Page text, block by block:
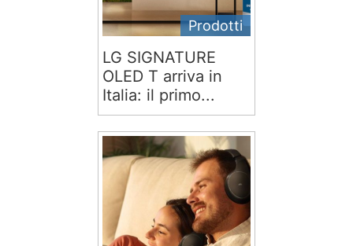
Prodotti
LG SIGNATURE
OLED T arriva in
Italia: il primo...